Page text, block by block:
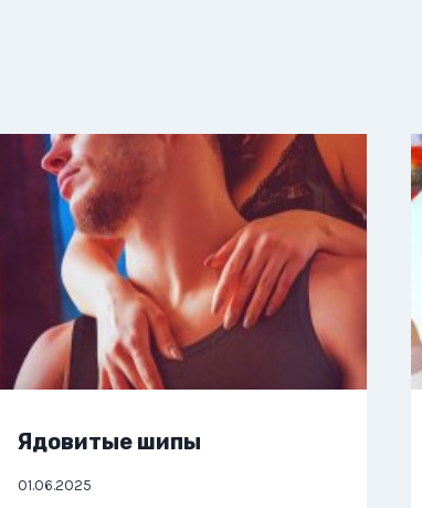
Ядовитые шипы
01.06.2025